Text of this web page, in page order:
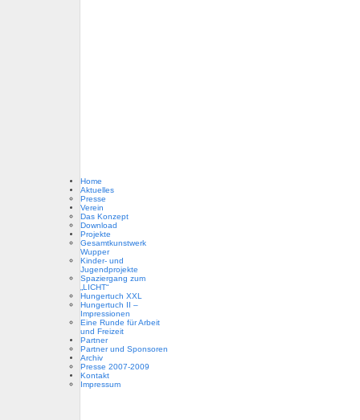
Home
Aktuelles
Presse
Verein
Das Konzept
Download
Projekte
Gesamtkunstwerk
Wupper
Kinder- und
Jugendprojekte
Spaziergang zum
„LICHT“
Hungertuch XXL
Hungertuch II –
Impressionen
Eine Runde für Arbeit
und Freizeit
Partner
Partner und Sponsoren
Archiv
Presse 2007-2009
Kontakt
Impressum